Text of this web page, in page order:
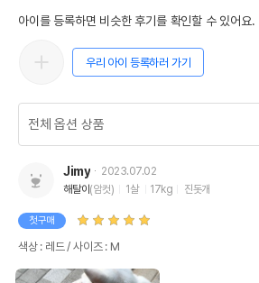
아이를 등록하면 비슷한 후기를 확인할 수 있어요.
우리 아이 등록하러 가기
Jimy
2023.07.02
해탈이 (암컷) 1살 17kg 진돗개
첫구매
색상 : 레드 / 사이즈 : M